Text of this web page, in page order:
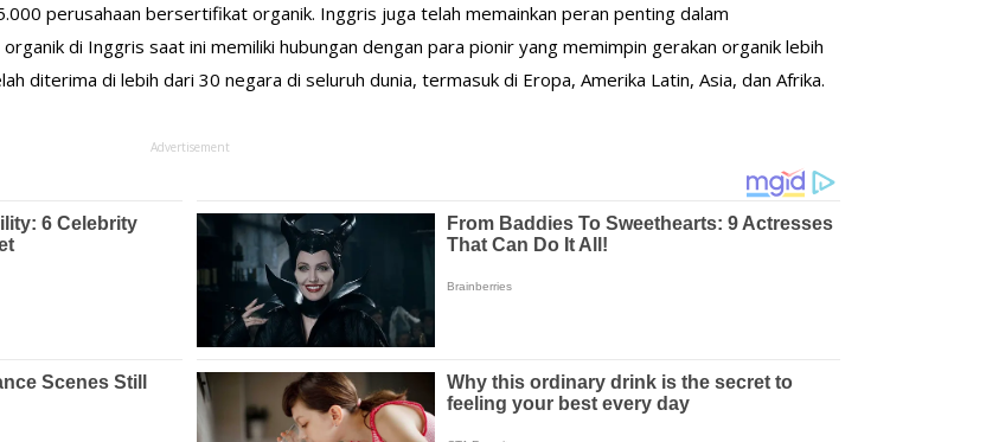
perusahaan bersertifikat organik. Inggris juga telah memainkan peran penting dalam
di Inggris saat ini memiliki hubungan dengan para pionir yang memimpin gerakan organik lebih
diterima di lebih dari 30 negara di seluruh dunia, termasuk di Eropa, Amerika Latin, Asia, dan Afrika.
Advertisement